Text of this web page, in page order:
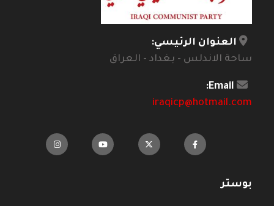
العنوان الرئيسي:
ساحة الاندلس - بغداد - العراق
Email:
iraqicp@hotmail.com
بوستر